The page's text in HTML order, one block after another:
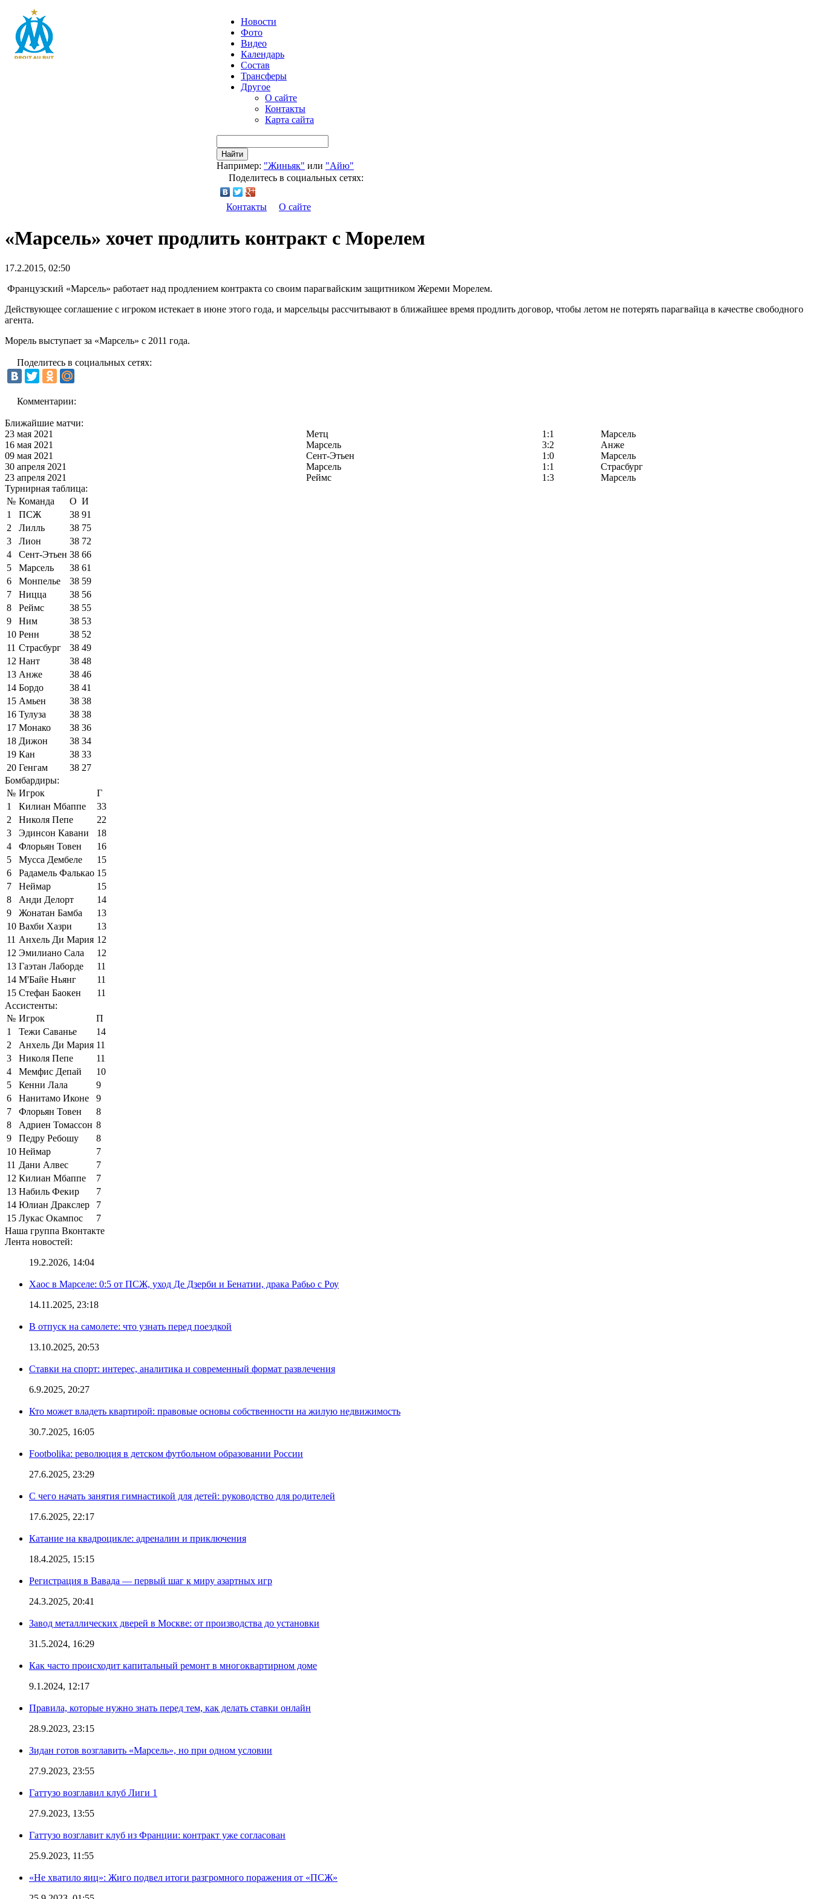
Новости
Фото
Видео
Календарь
Состав
Трансферы
Другое
О сайте
Контакты
Карта сайта
Найти
Например: "Жиньяк" или "Айю"
Поделитесь в социальных сетях:
Контакты О сайте
«Марсель» хочет продлить контракт с Морелем
17.2.2015, 02:50
Французский «Марсель» работает над продлением контракта со своим парагвайским защитником Жереми Морелем.
Действующее соглашение с игроком истекает в июне этого года, и марсельцы рассчитывают в ближайшее время продлить договор, чтобы летом не потерять парагвайца в качестве свободного
агента.
Морель выступает за «Марсель» с 2011 года.
Поделитесь в социальных сетях:
Комментарии:
Ближайшие матчи:
23 мая 2021
Метц 1:1
Марсель
16 мая 2021
Марсель 3:2
Анже
09 мая 2021
Сент-Этьен 1:0
Марсель
30 апреля 2021
Марсель 1:1
Страсбург
23 апреля 2021
Реймс 1:3
Марсель
Турнирная таблица:
№ Команда О И
1
ПСЖ 38 91
2
Лилль 38 75
3
Лион 38 72
4
Сент-Этьен 38 66
5
Марсель 38 61
6
Монпелье 38 59
7
Ницца 38 56
8
Реймс 38 55
9
Ним 38 53
10 Ренн 38 52
11 Страсбург 38 49
12 Нант 38 48
13 Анже 38 46
14 Бордо 38 41
15 Амьен 38 38
16 Тулуза 38 38
17 Монако 38 36
18 Дижон 38 34
19 Кан 38 33
20 Генгам 38 27
Бомбардиры:
№ Игрок
Г
1
Килиан Мбаппе
33
2
Николя Пепе
22
3
Эдинсон Кавани
18
4
Флорьян Товен
16
5
Мусса Дембеле
15
6
Радамель Фалькао 15
7
Неймар
15
8
Анди Делорт
14
9
Жонатан Бамба
13
10 Вахби Хазри
13
11 Анхель Ди Мария 12
12 Эмилиано Сала
12
13 Гаэтан Лаборде
11
14 М'Байе Ньянг
11
15 Стефан Баокен
11
Ассистенты:
№ Игрок
П
1
Тежи Саванье
14
2
Анхель Ди Мария 11
3
Николя Пепе
11
4
Мемфис Депай
10
5
Кенни Лала
9
6
Нанитамо Иконе
9
7
Флорьян Товен
8
8
Адриен Томассон 8
9
Педру Ребошу
8
10 Неймар
7
11 Дани Алвес
7
12 Килиан Мбаппе
7
13 Набиль Фекир
7
14 Юлиан Дракслер
7
15 Лукас Окампос
7
Наша группа Вконтакте
Лента новостей:
19.2.2026, 14:04
Хаос в Марселе: 0:5 от ПСЖ, уход Де Дзерби и Бенатии, драка Рабьо с Роу
14.11.2025, 23:18
В отпуск на самолете: что узнать перед поездкой
13.10.2025, 20:53
Ставки на спорт: интерес, аналитика и современный формат развлечения
6.9.2025, 20:27
Кто может владеть квартирой: правовые основы собственности на жилую недвижимость
30.7.2025, 16:05
Footbolika: революция в детском футбольном образовании России
27.6.2025, 23:29
С чего начать занятия гимнастикой для детей: руководство для родителей
17.6.2025, 22:17
Катание на квадроцикле: адреналин и приключения
18.4.2025, 15:15
Регистрация в Вавада — первый шаг к миру азартных игр
24.3.2025, 20:41
Завод металлических дверей в Москве: от производства до установки
31.5.2024, 16:29
Как часто происходит капитальный ремонт в многоквартирном доме
9.1.2024, 12:17
Правила, которые нужно знать перед тем, как делать ставки онлайн
28.9.2023, 23:15
Зидан готов возглавить «Марсель», но при одном условии
27.9.2023, 23:55
Гаттузо возглавил клуб Лиги 1
27.9.2023, 13:55
Гаттузо возглавит клуб из Франции: контракт уже согласован
25.9.2023, 11:55
«Не хватило яиц»: Жиго подвел итоги разгромного поражения от «ПСЖ»